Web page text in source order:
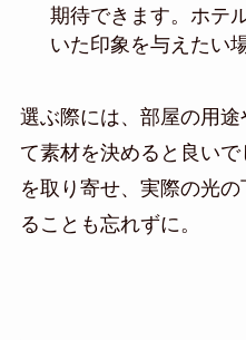
期待できます。ホテ
いた印象を与えたい
選ぶ際には、部屋の用
て素材を決めると良い
を取り寄せ、実際の光
ることも忘れずに。